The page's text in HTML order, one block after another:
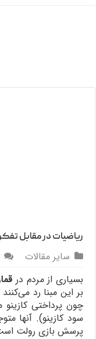
ریاضیات در مقابل
سایر مقالات
بسیاری از مردم در
بر این مبنا رد
سود کازینو). آنها
پرسش بازی رولت